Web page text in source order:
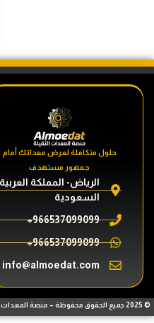
حلول متكاملة لعرض معداتك أمام
جمهور مستهدف
الرياض- المملكة العربية
السعودية
966537099099+
966537099099+
info@almoedat.com
© 2025 جميع الحقوق محفوظة – منصة المعدات